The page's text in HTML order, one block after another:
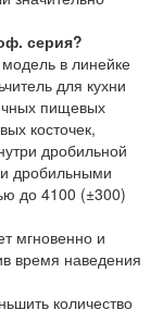
серия?
в линейке
для кухни
пищевых
косточек,
дробильной
дробильными
до 4100 (±300)
мгновенно и
время наведения
количество